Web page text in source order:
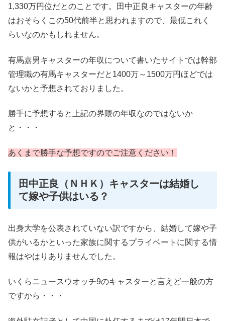
1,330万円位だとのことです。田中正良キャスターの年齢
はおそらくこの50代前半と思われますので、最低これく
らいなのかもしれません。
有馬嘉男キャスターの年収について書いたサイトでは幹部
管理職の有馬キャスターだと1400万～1500万円ほどでは
ないかと予想されておりました。
勝手に予想すると上記の界隈の年収なのではないか
と・・・
あくまで勝手な予想ですのでご注意ください！
田中正良（ＮＨＫ）キャスターは結婚し
て嫁や子供はいる？
出身大学を公表されていない訳ですから、結婚して嫁や子
供がいるかといった家族に関するプライベートに関する情
報はやはりありませんでした。
いくらニュースウオッチ9のキャスターと言えど一般の方
ですから・・・